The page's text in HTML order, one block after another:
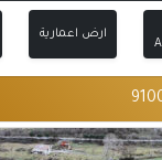
ارض اعمارية